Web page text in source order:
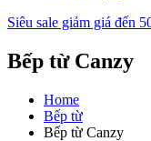
Siêu sale giảm giá đến
Bếp từ Canzy
Home
Bếp từ
Bếp từ Canzy